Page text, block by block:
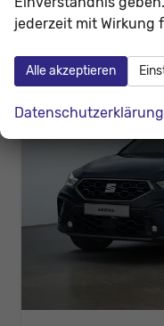
jederzeit mit Wirkung
Alle akzeptieren
Datenschutzerklärung